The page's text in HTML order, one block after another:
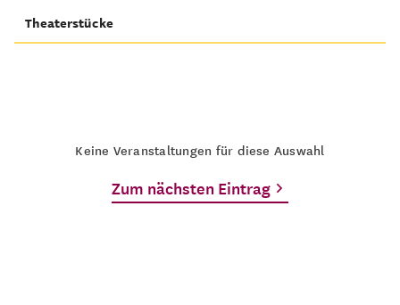
Theaterstücke
Keine Veranstaltungen für diese Auswahl
Zum nächsten Eintrag